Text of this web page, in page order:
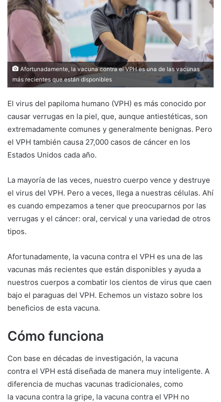
Afortunadamente, la vacuna contra el VPH es una de las vacunas
más recientes que están disponibles
El virus del papiloma humano (VPH) es más conocido por
causar verrugas en la piel, que, aunque antiestéticas, son
extremadamente comunes y generalmente benignas. Pero
el VPH también causa 27,000 casos de cáncer en los
Estados Unidos cada año.
La mayoría de las veces, nuestro cuerpo vence y destruye
el virus del VPH. Pero a veces, llega a nuestras células. Ahí
es cuando empezamos a tener que preocuparnos por las
verrugas y el cáncer: oral, cervical y una variedad de otros
tipos.
Afortunadamente, la vacuna contra el VPH es una de las
vacunas más recientes que están disponibles y ayuda a
nuestros cuerpos a combatir los cientos de virus que caen
bajo el paraguas del VPH. Echemos un vistazo sobre los
beneficios de esta vacuna.
Cómo funciona
Con base en décadas de investigación, la vacuna
contra el VPH está diseñada de manera muy inteligente. A
diferencia de muchas vacunas tradicionales, como
la vacuna contra la gripe, la vacuna contra el VPH no